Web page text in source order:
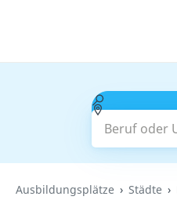
Beruf oder
Ausbildungsplätze Städte